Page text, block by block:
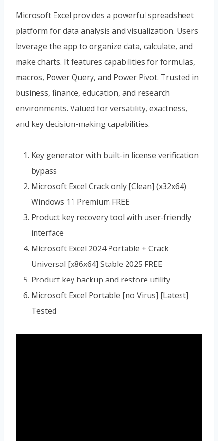
Microsoft Excel provides a powerful spreadsheet
platform for data analysis and visualization. Users
leverage the app to organize data, calculate, and
make charts. It features capabilities for formulas,
macros, Power Query, and Power Pivot. Trusted in
business, finance, education, and research
environments. Valued for versatility, exactness,
and key decision-making capabilities.
Key generator with built-in license verification
bypass
Microsoft Excel Crack only [Clean] (x32x64)
Windows 11 Premium FREE
Product key recovery tool with user-friendly
interface
Microsoft Excel 2024 Portable + Crack
Universal [x86x64] Stable 2025 FREE
Product key backup and restore utility
Microsoft Excel Portable [no Virus] [Latest]
Tested